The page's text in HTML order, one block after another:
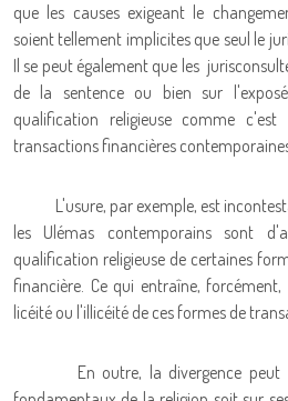
que les causes exigeant le
soient tellement implicites que seul le
Il se peut également que les
de la sentence ou bien sur
qualification religieuse comme
transactions financières
L'usure, par exemple, est
les Ulémas contemporains sont
qualification religieuse de certaines
financière. Ce qui entraîne,
licéité ou l'illicéité de ces formes de
En outre, la divergence peut